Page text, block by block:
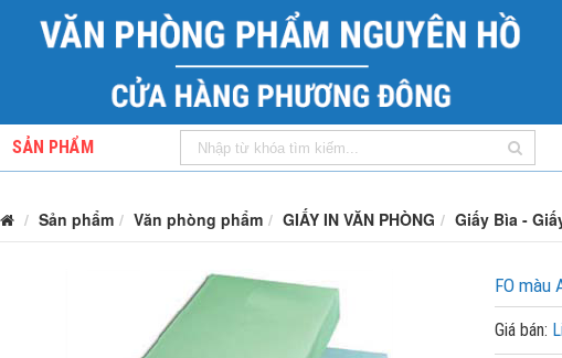
SẢN PHẨM
Sản phẩm Văn phòng phẩm GIẤY IN VĂN PHÒNG Giấy Bìa -
FO màu
Giá bán: